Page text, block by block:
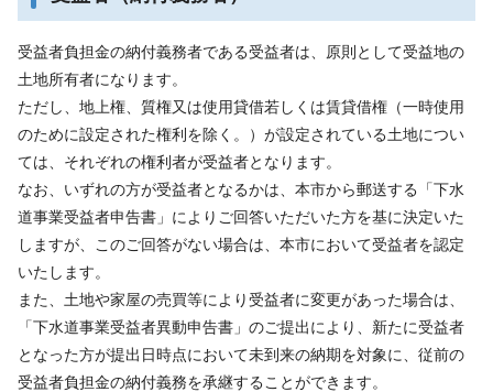
受益者負担金の納付義務者である受益者は、原則として受益地の
土地所有者になります。
ただし、地上権、質権又は使用貸借若しくは賃貸借権（一時使用
のために設定された権利を除く。）が設定されている土地につい
ては、それぞれの権利者が受益者となります。
なお、いずれの方が受益者となるかは、本市から郵送する「下水
道事業受益者申告書」によりご回答いただいた方を基に決定いた
しますが、このご回答がない場合は、本市において受益者を認定
いたします。
また、土地や家屋の売買等により受益者に変更があった場合は、
「下水道事業受益者異動申告書」のご提出により、新たに受益者
となった方が提出日時点において未到来の納期を対象に、従前の
受益者負担金の納付義務を承継することができます。